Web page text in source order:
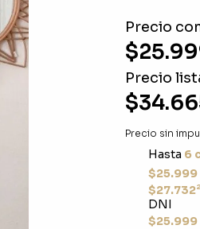
Precio
Precio
Precio sin
Hasta 6
$25.999
$27.732
DNI
$25.999